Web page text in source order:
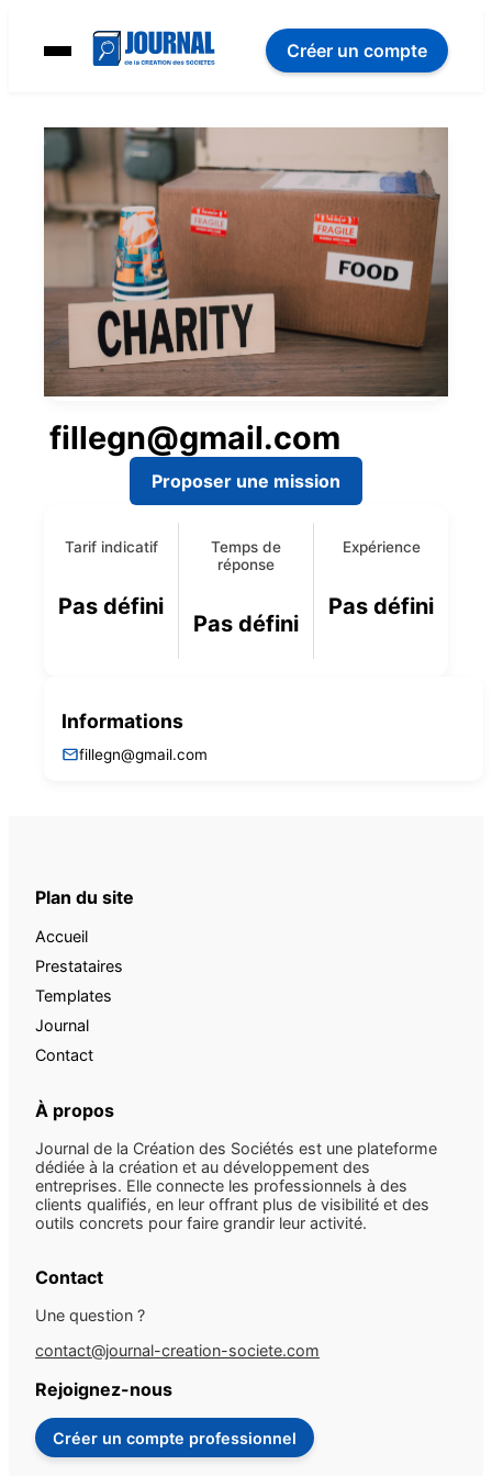
Créer un compte
fillegn@gmail.com
Proposer une mission
Tarif indicatif
Pas défini
Temps de
réponse
Pas défini
Expérience
Pas défini
Informations
fillegn@gmail.com
Plan du site
Accueil
Prestataires
Templates
Journal
Contact
À propos
Journal de la Création des Sociétés est une plateforme
dédiée à la création et au développement des
entreprises. Elle connecte les professionnels à des
clients qualifiés, en leur offrant plus de visibilité et des
outils concrets pour faire grandir leur activité.
Contact
Une question ?
contact@journal-creation-societe.com
Rejoignez-nous
Créer un compte professionnel